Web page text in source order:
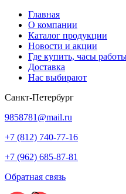
Главная
О компании
Каталог продукции
Новости и акции
Где купить, часы
Доставка
Нас выбирают
Санкт-Петербург
9858781@mail.ru
+7 (812) 740-77-16
+7 (962) 685-87-81
Обратная связь